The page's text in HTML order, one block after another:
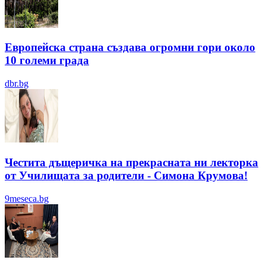
Европейска страна създава огромни гори около
10 големи града
dbr.bg
Честита дъщеричка на прекрасната ни лекторка
от Училищата за родители - Симона Крумова!
9meseca.bg